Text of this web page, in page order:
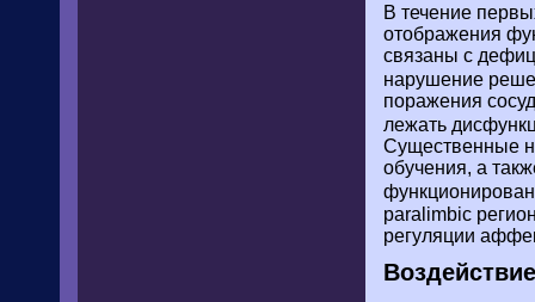
В течение
отображения
связаны с
нарушение
поражения
лежать
Существенные
обучения, а
paralimbic
регуляции